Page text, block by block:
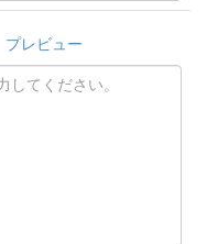
プレビュー